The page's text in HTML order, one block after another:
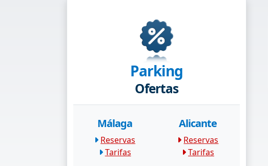
Parking
Ofertas
Málaga
Reservas
Tarifas
Alicante
Reservas
Tarifas